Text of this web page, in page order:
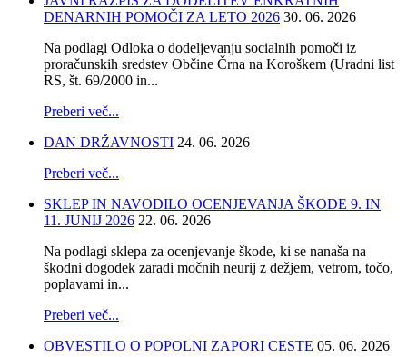
DENARNIH POMOČI ZA LETO 2026 30. 06. 2026
Na podlagi Odloka o dodeljevanju socialnih pomoči iz
proračunskih sredstev Občine Črna na Koroškem (Uradni list
RS, št. 69/2000 in...
Preberi več...
DAN DRŽAVNOSTI 24. 06. 2026
Preberi več...
SKLEP IN NAVODILO OCENJEVANJA ŠKODE 9. IN
11. JUNIJ 2026 22. 06. 2026
Na podlagi sklepa za ocenjevanje škode, ki se nanaša na
škodni dogodek zaradi močnih neurij z dežjem, vetrom, točo,
poplavami in...
Preberi več...
OBVESTILO O POPOLNI ZAPORI CESTE 05. 06. 2026